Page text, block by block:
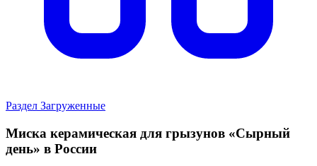
Раздел Загруженные
Миска керамическая для грызунов «Сырный
день» в России